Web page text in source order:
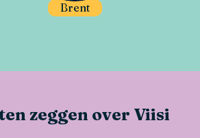
Brent
zeggen over Viisi